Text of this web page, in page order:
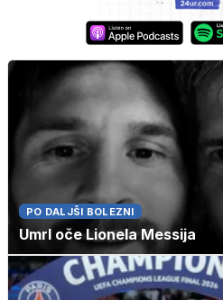
PO DALJŠI BOLEZNI
Umrl oče Lionela Messija